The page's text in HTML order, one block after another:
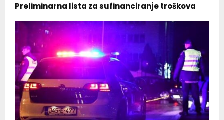
Preliminarna lista za sufinanciranje troškova